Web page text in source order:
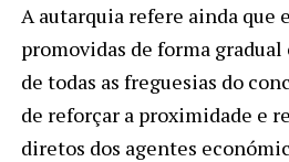
A autarquia refere ainda que
promovidas de forma
de todas as freguesias do
de reforçar a proximidade e
diretos dos agentes